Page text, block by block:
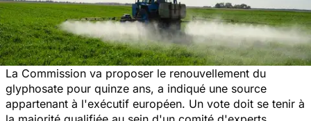
La Commission va proposer le renouvellement du
glyphosate pour quinze ans, a indiqué une source
appartenant à l'exécutif européen. Un vote doit se tenir à